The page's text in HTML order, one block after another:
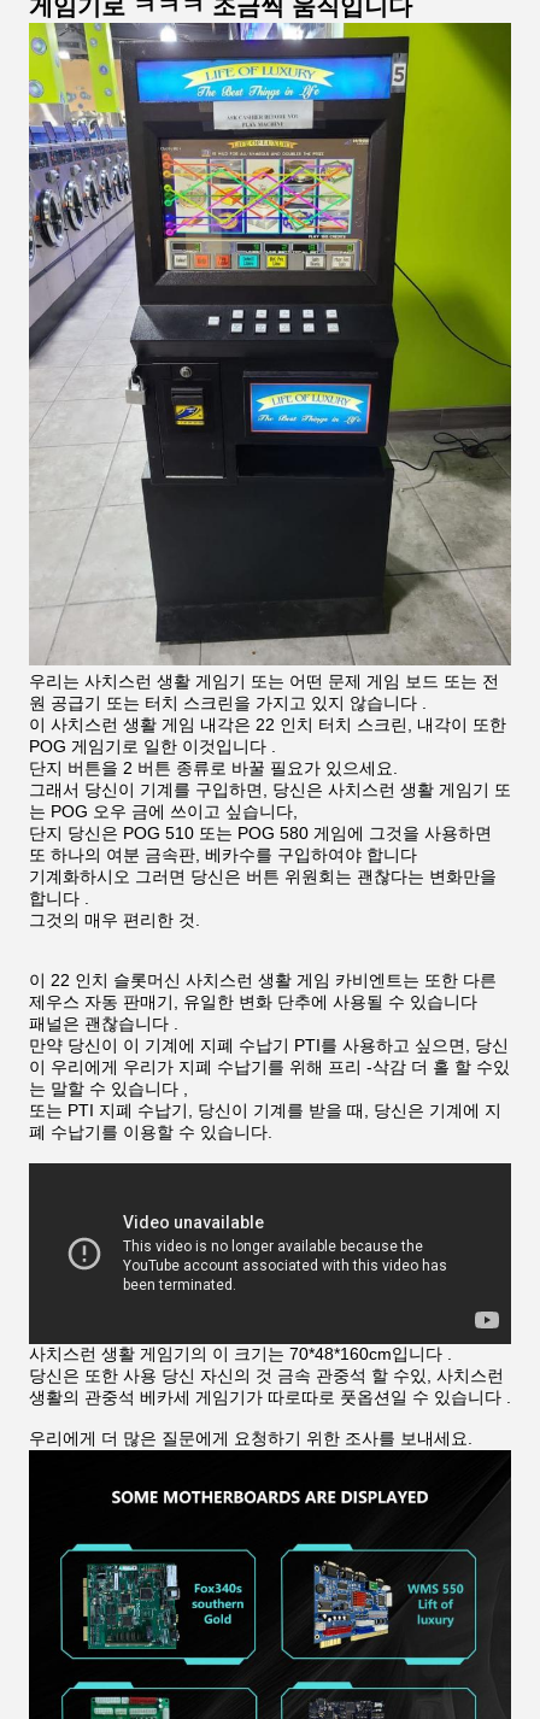
게임기로 ㅋㅋㅋ 조금씩 움직입니다
우리는 사치스런 생활 게임기 또는 어떤 문제 게임 보드 또는 전
원 공급기 또는 터치 스크린을 가지고 있지 않습니다 .
이 사치스런 생활 게임 내각은 22 인치 터치 스크린, 내각이 또한
POG 게임기로 일한 이것입니다 .
단지 버튼을 2 버튼 종류로 바꿀 필요가 있으세요.
그래서 당신이 기계를 구입하면, 당신은 사치스런 생활 게임기 또
는 POG 오우 금에 쓰이고 싶습니다,
단지 당신은 POG 510 또는 POG 580 게임에 그것을 사용하면
또 하나의 여분 금속판, 베카수를 구입하여야 합니다
기계화하시오 그러면 당신은 버튼 위원회는 괜찮다는 변화만을
합니다 .
그것의 매우 편리한 것.
이 22 인치 슬롯머신 사치스런 생활 게임 카비엔트는 또한 다른
제우스 자동 판매기, 유일한 변화 단추에 사용될 수 있습니다
패널은 괜찮습니다 .
만약 당신이 이 기계에 지폐 수납기 PTI를 사용하고 싶으면, 당신
이 우리에게 우리가 지폐 수납기를 위해 프리 -삭감 더 홀 할 수있
는 말할 수 있습니다 ,
또는 PTI 지폐 수납기, 당신이 기계를 받을 때, 당신은 기계에 지
폐 수납기를 이용할 수 있습니다.
사치스런 생활 게임기의 이 크기는 70*48*160cm입니다 .
당신은 또한 사용 당신 자신의 것 금속 관중석 할 수있, 사치스런
생활의 관중석 베카세 게임기가 따로따로 풋옵션일 수 있습니다 .
우리에게 더 많은 질문에게 요청하기 위한 조사를 보내세요.